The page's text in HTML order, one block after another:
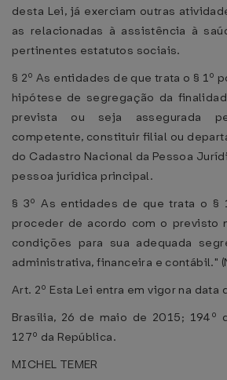
desta Lei, já exerciam outras
as relacionadas à assistência à
pertinentes estatutos sociais.
§ 2º As entidades de que trata o § 1º
hipótese de segregação da
prevista ou seja assegurada
competente, constituir filial ou
do Cadastro Nacional da Pessoa
pessoa jurídica principal.
§ 3º As entidades de que trata o §
proceder de acordo com o previsto
condições para sua adequada
administrativa, financeira e contábil."
Art. 2º Esta Lei entra em vigor na data
Brasília, 26 de maio de 2015; 194º
127º da República.
MICHEL TEMER